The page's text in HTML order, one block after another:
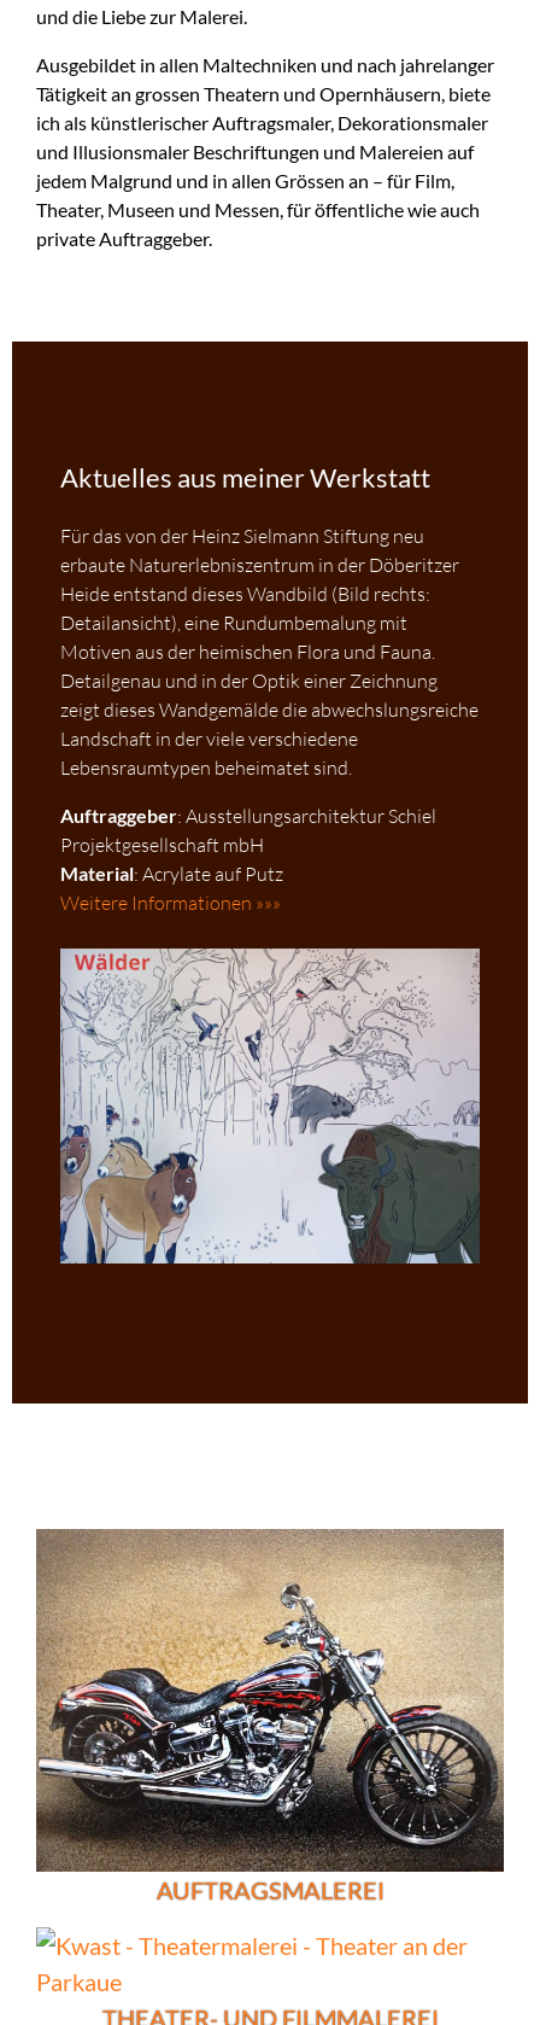
und die Liebe zur Malerei.
Ausgebildet in allen Maltechniken und nach jahrelanger
Tätigkeit an grossen Theatern und Opernhäusern, biete
ich als künstlerischer Auftragsmaler, Dekorationsmaler
und Illusionsmaler Beschriftungen und Malereien auf
jedem Malgrund und in allen Grössen an – für Film,
Theater, Museen und Messen, für öffentliche wie auch
private Auftraggeber.
Aktuelles aus meiner Werkstatt
Für das von der Heinz Sielmann Stiftung neu
erbaute Naturerlebniszentrum in der Döberitzer
Heide entstand dieses Wandbild (Bild rechts:
Detailansicht), eine Rundumbemalung mit
Motiven aus der heimischen Flora und Fauna.
Detailgenau und in der Optik einer Zeichnung
zeigt dieses Wandgemälde die abwechslungsreiche
Landschaft in der viele verschiedene
Lebensraumtypen beheimatet sind.
Auftraggeber: Ausstellungsarchitektur Schiel
Projektgesellschaft mbH
Material: Acrylate auf Putz
Weitere Informationen »»»
AUFTRAGSMALEREI
THEATER- UND FILMMALEREI